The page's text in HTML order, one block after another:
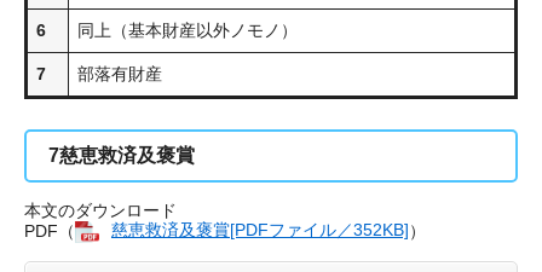
6 同上（基本財産以外ノモノ）
7 部落有財産
7慈恵救済及褒賞
本文のダウンロード
PDF（
慈恵救済及褒賞[PDFファイル／352KB]）